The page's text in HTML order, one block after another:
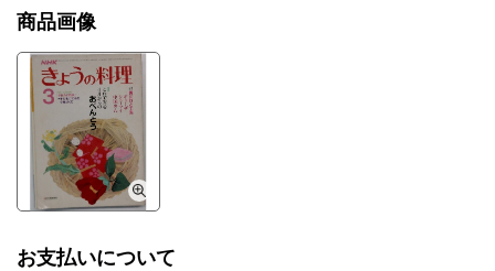
商品画像
お支払いについて